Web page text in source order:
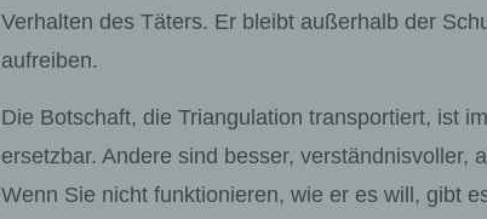
Verhalten des Täters. Er bleibt außerhalb der
aufreiben.
Die Botschaft, die Triangulation transportiert, ist
ersetzbar. Andere sind besser, verständnisvoller,
Wenn Sie nicht funktionieren, wie er es will, gibt